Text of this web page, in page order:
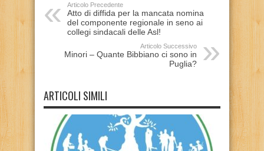
Articolo Precedente
Atto di diffida per la mancata nomina
del componente regionale in seno ai
collegi sindacali delle Asl!
Articolo Successivo
Minori – Quante Bibbiano ci sono in
Puglia?
ARTICOLI SIMILI